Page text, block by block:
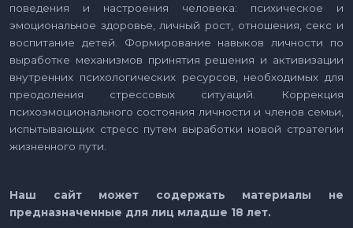
поведения и настроения человека: психическое и
эмоциональное здоровье, личный рост, отношения, секс и
воспитание детей. Формирование навыков личности по
выработке механизмов принятия решения и активизации
внутренних психологических ресурсов, необходимых для
преодоления стрессовых ситуаций. Коррекция
психоэмоционального состояния личности и членов семьи,
испытывающих стресс путем выработки новой стратегии
жизненного пути.
Наш сайт может содержать материалы не
предназначенные для лиц младше 18 лет.